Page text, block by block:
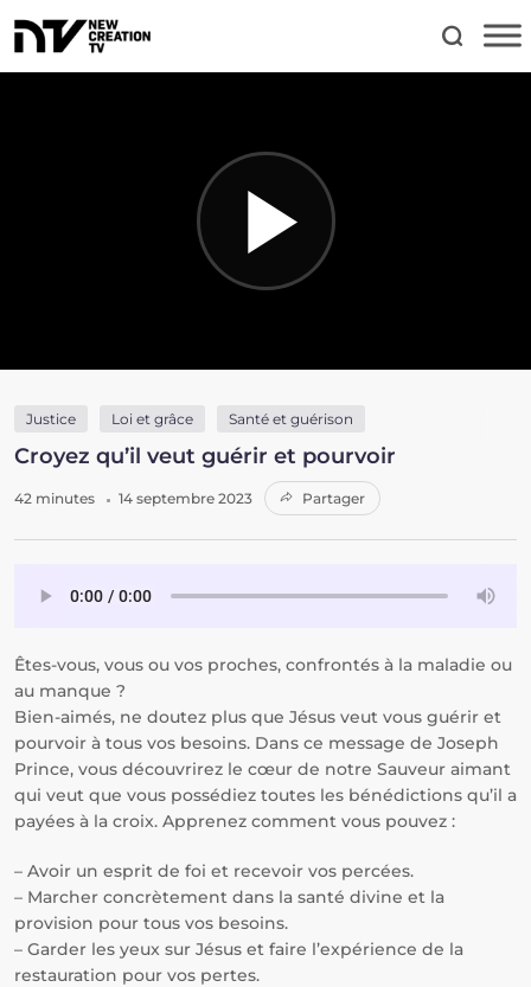
Justice Loi et grâce Santé et guérison
Croyez qu’il veut guérir et pourvoir
42 minutes 14 septembre 2023 Partager
Êtes-vous, vous ou vos proches, confrontés à la maladie ou
au manque ?
Bien-aimés, ne doutez plus que Jésus veut vous guérir et
pourvoir à tous vos besoins. Dans ce message de Joseph
Prince, vous découvrirez le cœur de notre Sauveur aimant
qui veut que vous possédiez toutes les bénédictions qu’il a
payées à la croix. Apprenez comment vous pouvez :
– Avoir un esprit de foi et recevoir vos percées.
– Marcher concrètement dans la santé divine et la
provision pour tous vos besoins.
– Garder les yeux sur Jésus et faire l’expérience de la
restauration pour vos pertes.